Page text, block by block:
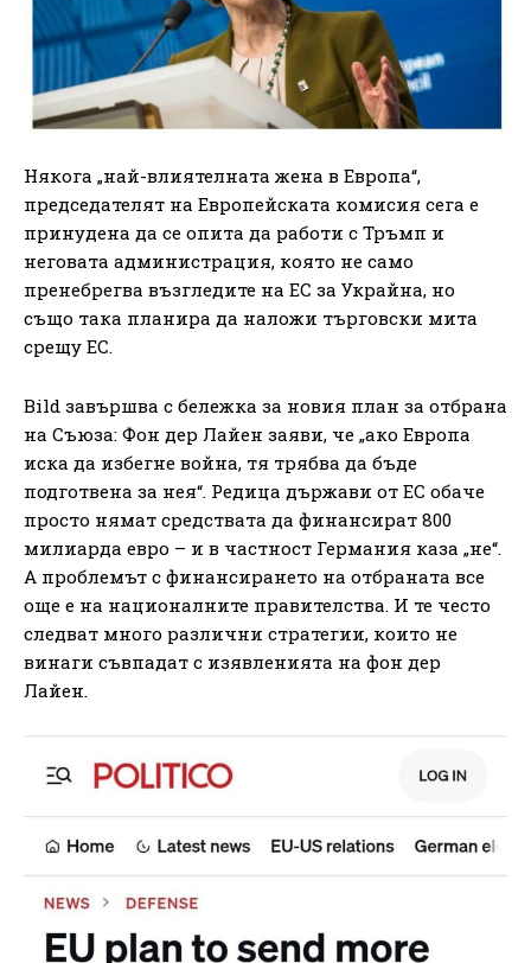
Някога „най-влиятелната жена в Европа“,
председателят на Европейската комисия сега е
принудена да се опита да работи с Тръмп и
неговата администрация, която не само
пренебрегва възгледите на ЕС за Украйна, но
също така планира да наложи търговски мита
срещу ЕС.
Bild завършва с бележка за новия план за отбрана
на Съюза: Фон дер Лайен заяви, че „ако Европа
иска да избегне война, тя трябва да бъде
подготвена за нея“. Редица държави от ЕС обаче
просто нямат средствата да финансират 800
милиарда евро – и в частност Германия каза „не“.
А проблемът с финансирането на отбраната все
още е на националните правителства. И те често
следват много различни стратегии, които не
винаги съвпадат с изявленията на фон дер
Лайен.